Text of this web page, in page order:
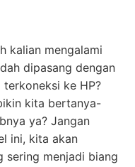
kalian mengalami
dipasang dengan
ke HP?
kita bertanya-
ya? Jangan
ini, kita akan
sering menjadi biang